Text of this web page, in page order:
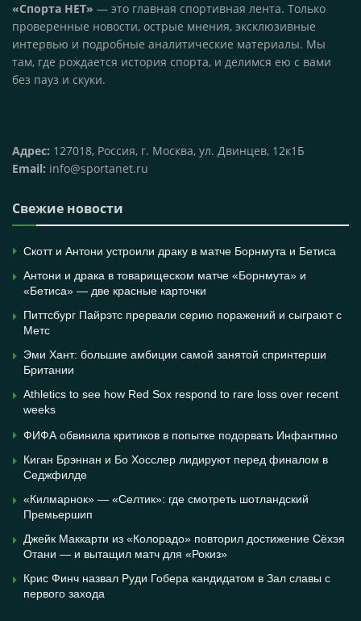
«Спорта НЕТ» — это главная спортивная лента. Только
проверенные новости, острые мнения, эксклюзивные
интервью и подробные аналитические материалы. Мы
там, где рождается история спорта, и делимся ею с вами
без пауз и скуки.
Адрес: 127018, Россия, г. Москва, ул. Двинцев, 12к1Б
Email: info@sportanet.ru
Свежие новости
Скотт и Антони устроили драку в матче Борнмута и Бетиса
Антони и драка в товарищеском матче «Борнмута» и
«Бетиса» — две красные карточки
Питтсбург Пайрэтс прервали серию поражений и сыграют с
Метс
Эми Хант: большие амбиции самой занятой спринтерши
Британии
Athletics to see how Red Sox respond to rare loss over recent
weeks
ФИФА обвинила критиков в попытке подорвать Инфантино
Киган Брэннан и Бо Хосслер лидируют перед финалом в
Седжфилде
«Килмарнок» — «Селтик»: где смотреть шотландский
Премьершип
Джейк Маккарти из «Колорадо» повторил достижение Сёхэя
Отани — и вытащил матч для «Рокиз»
Крис Финч назвал Руди Гобера кандидатом в Зал славы с
первого захода